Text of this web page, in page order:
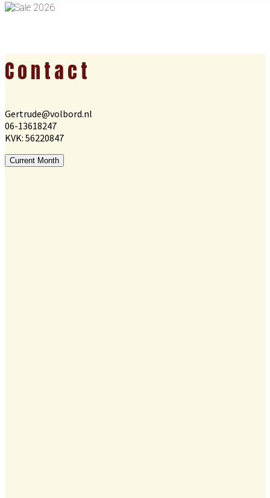
Footer
Contact
Gertrude@volbord.nl
06-13618247
KVK: 56220847
Current Month